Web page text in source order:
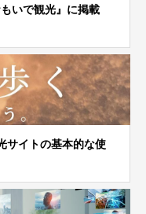
いで観光』に掲載
イトの基本的な使